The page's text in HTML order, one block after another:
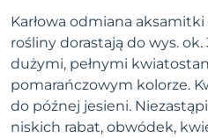
Karłowa odmiana
rośliny dorastają do wys.
dużymi, pełnymi
pomarańczowym kolorze.
do późnej jesieni.
niskich rabat, obwódek,